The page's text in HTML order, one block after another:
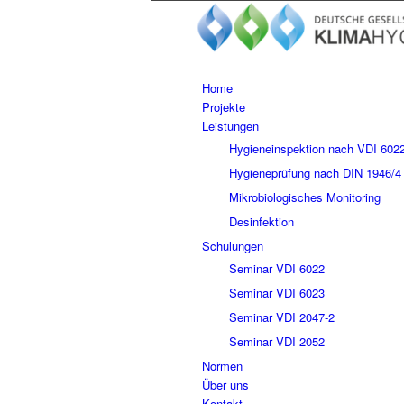
Home
Projekte
Leistungen
Hygieneinspektion nach VDI
Hygieneprüfung nach DIN 1946/4
Mikrobiologisches Monitoring
Desinfektion
Schulungen
Seminar VDI 6022
Seminar VDI 6023
Seminar VDI 2047-2
Seminar VDI 2052
Normen
Über uns